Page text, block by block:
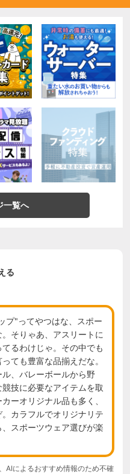
一覧へ
る
プ"ってやつはな、スポー
そりゃあ、アスリートに
るわけじゃ。その中でも
ても豊富な品揃えだな。
、バレーボールから野
技に必要なアイテムを取
ーオリジナル品も多く、
カラフルでオリジナリテ
スポーツウェア選びが楽
AIによるおすすめ情報のため不確